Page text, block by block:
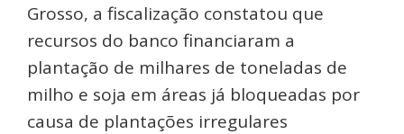
Grosso, a fiscalização constatou que
recursos do banco financiaram a
plantação de milhares de toneladas de
milho e soja em áreas já bloqueadas por
causa de plantações irregulares